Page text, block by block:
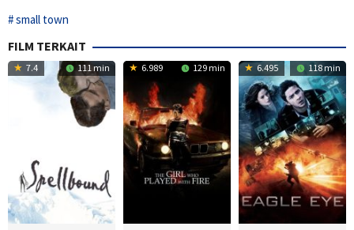
small town
FILM TERKAIT
7.4 111 min 6.989 129 min 6.495 118 min